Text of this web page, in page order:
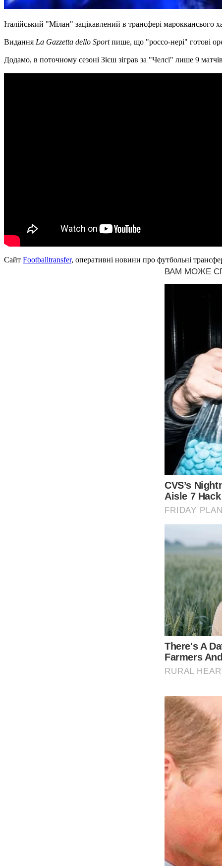
Італійський "Мілан" зацікавлений в трансфері мароккансього
Видання La Gazzetta dello Sportпише, що "россо-нері" готові
Додамо, в поточному сезоні Зієш зіграв за "Челсі" лише 9
Сайт Footballtransfer, оперативні новини про футбольні